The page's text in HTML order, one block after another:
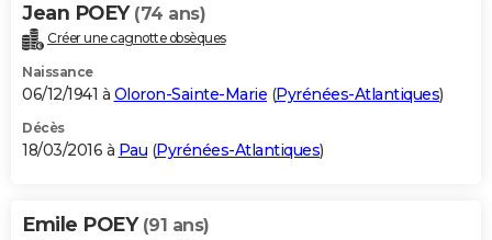
Jean POEY (74 ans)
Créer une cagnotte obsèques
Naissance
06/12/1941 à Oloron-Sainte-Marie (Pyrénées-Atlantiques)
Décès
18/03/2016 à Pau (Pyrénées-Atlantiques)
Emile POEY (91 ans)